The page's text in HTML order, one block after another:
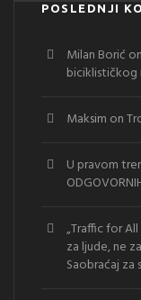
POSLEDNJI
Milan Borić on
biciklističkog
Maksim on
U pravom
„Traffic for
za ljude, ne
Saobraćaj